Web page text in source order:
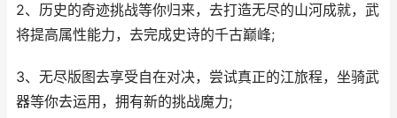
2、历史的奇迹挑战等你归来，去打造无尽的山河成就，武
将提高属性能力，去完成史诗的千古巅峰;
3、无尽版图去享受自在对决，尝试真正的江旅程，坐骑武
器等你去运用，拥有新的挑战魔力;